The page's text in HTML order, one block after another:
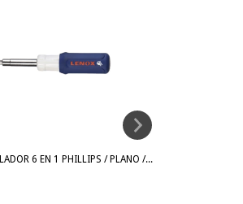
6 EN 1 PHILLIPS / PLANO /...